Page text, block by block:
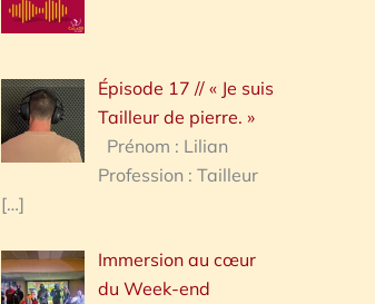
Épisode 17 // « Je suis
Tailleur de pierre. »
Prénom : Lilian
Profession : Tailleur
[…]
Immersion au cœur
du Week-end